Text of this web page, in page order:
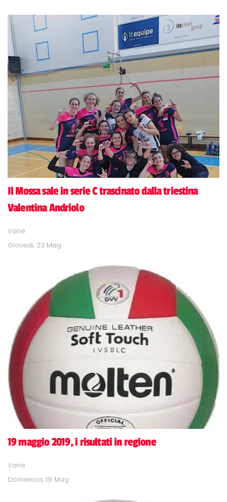
Il Mossa sale in serie C trascinato dalla triestina
Valentina Andriolo
Varie
Giovedì, 23 Mag
19 maggio 2019, i risultati in regione
Varie
Domenica, 19 Mag